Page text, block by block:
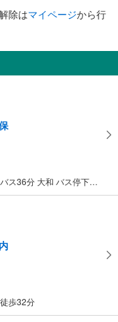
除はマイページから行
東北本線 「福島」駅 バス36分 大和 バス停下車 徒歩4分
歩32分